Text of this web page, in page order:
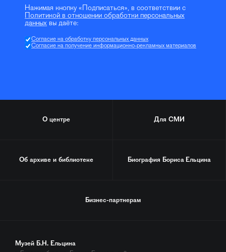
Нажимая кнопку «Подписаться», в соответствии с
Политикой в отношении обработки персональных
данных вы даёте:
Согласие на обработку персональных данных
Согласие на получение информационно-рекламных материалов
О центре Для СМИ
Об архиве и библиотеке Биография Бориса Ельцина
Бизнес-партнерам
Музей Б.Н. Ельцина